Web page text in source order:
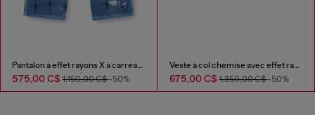
Pantalon à effet rayons X à carreaux
575,00 C$1.150,00 C$-50%
Veste à col chemise avec effet radiographique
675,00 C$1.350,00 C$-50%